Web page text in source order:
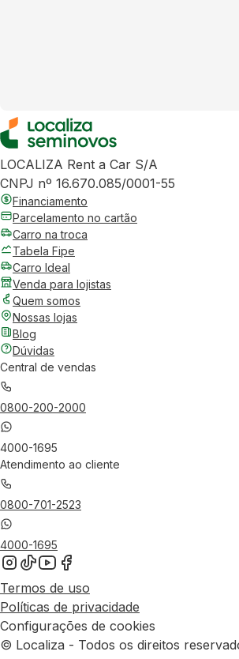
LOCALIZA Rent a Car S/A
CNPJ nº 16.670.085/0001-55
Financiamento
Parcelamento no cartão
Carro na troca
Tabela Fipe
Carro Ideal
Venda para lojistas
Quem somos
Nossas lojas
Blog
Dúvidas
Central de vendas
0800-200-2000
4000-1695
Atendimento ao cliente
0800-701-2523
4000-1695
Termos de uso
Políticas de privacidade
Configurações de cookies
© Localiza - Todos os direitos